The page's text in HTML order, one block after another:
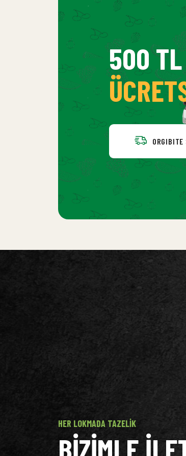
500 TL
ORGIBITE
HER LOKMADA TAZELIK
BIZIMLE